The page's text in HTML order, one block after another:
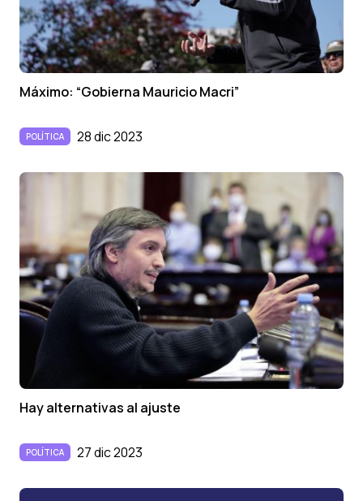
Máximo: “Gobierna Mauricio Macri”
POLÍTICA 28 dic 2023
Hay alternativas al ajuste
POLÍTICA 27 dic 2023